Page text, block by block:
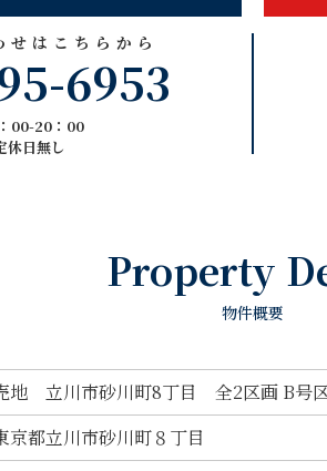
せはこちらから
6953
00-20：00
休日無し
Property
物件概要
地 立川市砂川町8丁目 全2区画 B号
京都立川市砂川町８丁目